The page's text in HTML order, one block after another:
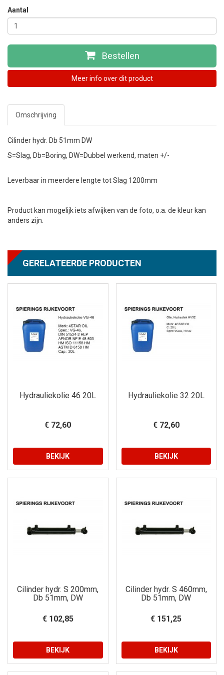
Aantal
Bestellen
Meer info over dit product
Omschrijving
Cilinder hydr. Db 51mm DW
S=Slag, Db=Boring, DW=Dubbel werkend, maten +/-
Leverbaar in meerdere lengte tot Slag 1200mm
Product kan mogelijk iets afwijken van de foto, o.a. de kleur kan
anders zijn.
GERELATEERDE PRODUCTEN
Hydrauliekolie 46 20L
€ 72,60
BEKIJK
Hydrauliekolie 32 20L
€ 72,60
BEKIJK
Cilinder hydr. S 200mm,
Db 51mm, DW
€ 102,85
BEKIJK
Cilinder hydr. S 460mm,
Db 51mm, DW
€ 151,25
BEKIJK